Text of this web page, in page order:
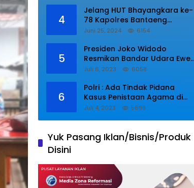
RI.
4
Jelang HUT Bhayangkara ke-
78 Kapolres Bantaeng
Resmikan Sumur Bor di Desa
Juni 25, 2024 6154
5
Presiden Joko Widodo
Resmikan Bandar Udara Ewer
di Asmat
Juli 6, 2023 6058
6
Polri : Ada Tindak Pidana
Kasus Penistaan Agama di
Ponpes Al Zaytun
Juli 4, 2023 5699
Yuk Pasang Iklan/Bisnis/Produk
Disini